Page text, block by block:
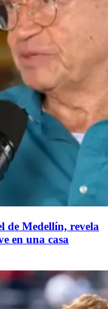
de Medellín, revela
en una casa